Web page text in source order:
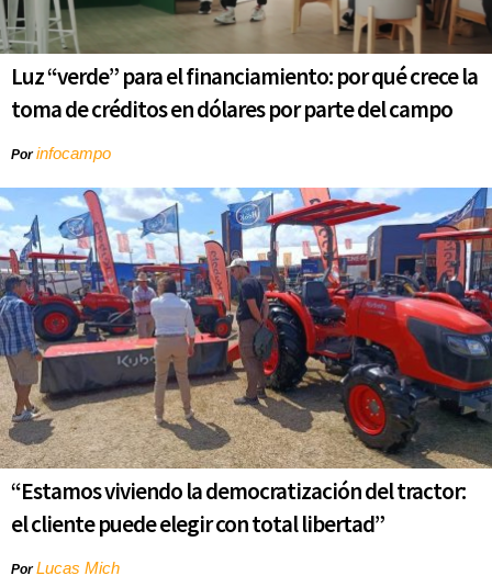
Luz “verde” para el financiamiento: por qué crece la
toma de créditos en dólares por parte del campo
Porinfocampo
“Estamos viviendo la democratización del tractor:
el cliente puede elegir con total libertad”
PorLucas Mich